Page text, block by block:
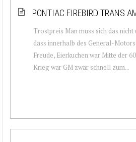
PONTIAC FIREBIRD TRANS
Trostpreis Man muss sich das
dass innerhalb des General-
Freude, Eierkuchen war Mitte der
Krieg war GM zwar schnell zum...